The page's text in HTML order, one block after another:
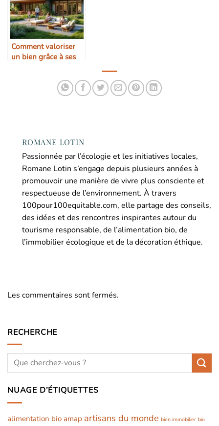
Comment valoriser
un bien grâce à ses
ROMANE LOTIN
Passionnée par l’écologie et les initiatives locales,
Romane Lotin s’engage depuis plusieurs années à
promouvoir une manière de vivre plus consciente et
respectueuse de l’environnement. À travers
100pour100equitable.com, elle partage des conseils,
des idées et des rencontres inspirantes autour du
tourisme responsable, de l’alimentation bio, de
l’immobilier écologique et de la décoration éthique.
Les commentaires sont fermés.
RECHERCHE
NUAGE D’ÉTIQUETTES
alimentation bio amap artisans du monde bien immobilier bio